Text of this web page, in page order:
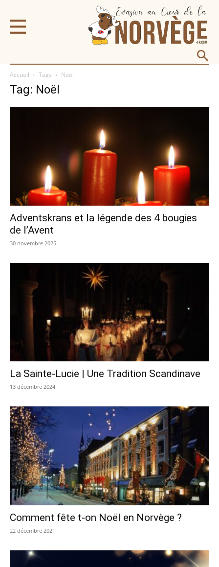
Accueil Tags Noël
Tag: Noël
Adventskrans et la légende des 4 bougies
de l’Avent
30 novembre 2025
La Sainte-Lucie | Une Tradition Scandinave
13 décembre 2024
Comment fête t-on Noël en Norvège ?
22 décembre 2021